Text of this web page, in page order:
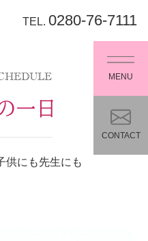
TEL. 0280-76-7111
MENU
CONTACT
一日
供にも先生にも